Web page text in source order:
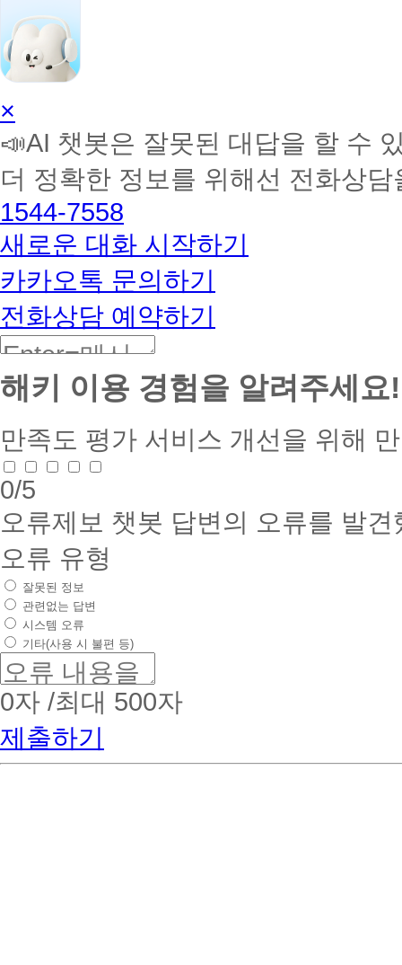
AI
학
습
토
커
BETA
×
📣AI 챗봇은 잘못된 대답을 할 수
더 정확한 정보를 위해선 전화상
1544-7558
새로운 대화 시작하기
카카오톡 문의하기
전화상담 예약하기
해키 이용 경험을 알려주세요!
만족도 평가 서비스 개선을 위해
0/5
오류제보 챗봇 답변의 오류를 발
오류 유형
잘못된 정보
관련없는 답변
시스템 오류
기타(사용 시 불편 등)
0자 /최대 500자
제출하기